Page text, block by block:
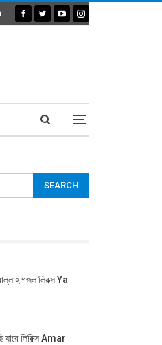
গজল লিরক্স Ya
যারে লিরিক্স Amar